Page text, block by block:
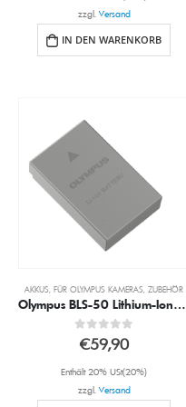
zzgl.Versand
IN DEN WARENKORB
AKKUS FÜR OLYMPUS KAMERAS ZUBEHÖR
Olympus BLS-50 Lithium-Ionen-Akku
out of 5
€59,90
Enthält 20% USt(20%)
zzgl.Versand